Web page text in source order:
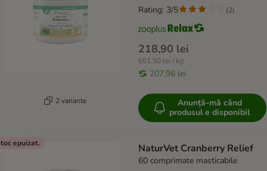
2 variante
218,90 lei
651,50 lei / kg
207,96 lei
Rating: 3/5 (2)
Anunță-mă când
produsul e disponibil
epuizat. NaturVet Cranberry Relief
60 comprimate masticabile